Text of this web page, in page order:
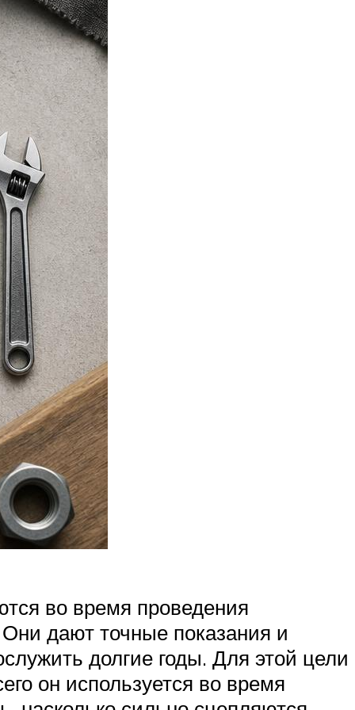
во время проведения
дают точные показания и
долгие годы. Для этой цели
он используется во время